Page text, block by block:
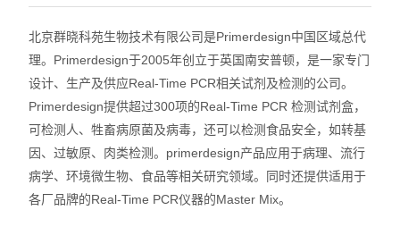
北京群晓科苑生物技术有限公司是Primerdesign中国区域总代
理。Primerdesign于2005年创立于英国南安普顿，是一家专门
设计、生产及供应Real-Time PCR相关试剂及检测的公司。
Primerdesign提供超过300项的Real-Time PCR 检测试剂盒，
可检测人、牲畜病原菌及病毒，还可以检测食品安全，如转基
因、过敏原、肉类检测。primerdesign产品应用于病理、流行
病学、环境微生物、食品等相关研究领域。同时还提供适用于
各厂品牌的Real-Time PCR仪器的Master Mix。